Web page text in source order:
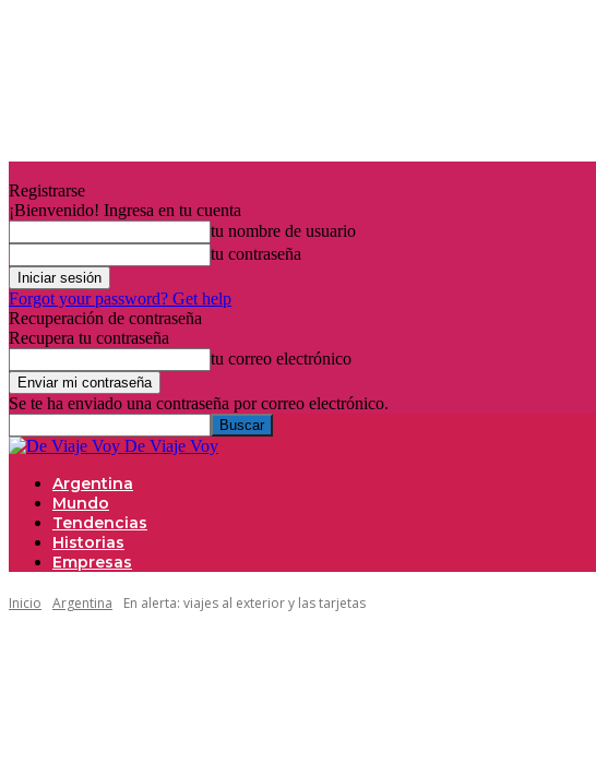
Registrarse
¡Bienvenido! Ingresa en tu cuenta
tu nombre de usuario
tu contraseña
Forgot your password? Get help
Recuperación de contraseña
Recupera tu contraseña
tu correo electrónico
Se te ha enviado una contraseña por correo electrónico.
De Viaje Voy
Argentina
Mundo
Tendencias
Historias
Empresas
Inicio Argentina En alerta: viajes al exterior y las tarjetas